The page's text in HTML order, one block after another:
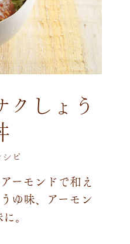
クしょう
ピ
アーモ ン ドで和え
う ゆ味、 アーモ ン
に。